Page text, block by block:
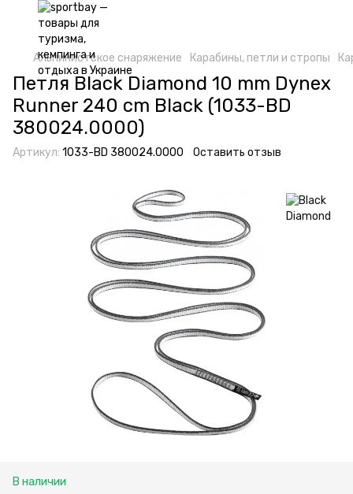
Альпинистское снаряжение Карабины, петли и стропы
Петля Black Diamond 10 mm Dynex
Runner 240 cm Black (1033-BD
380024.0000)
Артикул: 1033-BD 380024.0000 Оставить отзыв
В наличии